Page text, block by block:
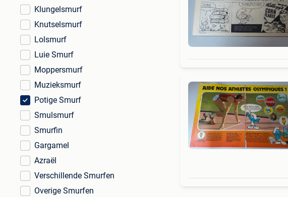
Klungelsmurf
Knutselsmurf
Lolsmurf
Luie Smurf
Moppersmurf
Muzieksmurf
Potige Smurf
Smulsmurf
Smurfin
Gargamel
Azraël
Verschillende Smurfen
Overige Smurfen